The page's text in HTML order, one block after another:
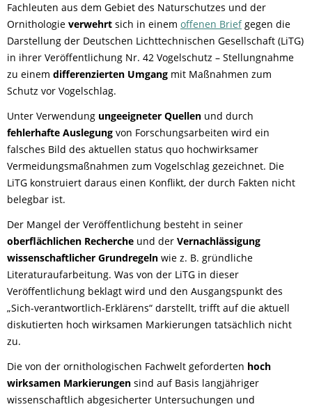
Fachleuten aus dem Gebiet des Naturschutzes und der
Ornithologie verwehrt sich in einem offenen Briefgegen die
Darstellung der Deutschen Lichttechnischen Gesellschaft (LiTG)
in ihrer Veröffentlichung Nr. 42 Vogelschutz – Stellungnahme
zu einem differenzierten Umgang mit Maßnahmen zum
Schutz vor Vogelschlag.
Unter Verwendung ungeeigneter Quellen und durch
fehlerhafte Auslegung von Forschungsarbeiten wird ein
falsches Bild des aktuellen status quo hochwirksamer
Vermeidungsmaßnahmen zum Vogelschlag gezeichnet. Die
LiTG konstruiert daraus einen Konflikt, der durch Fakten nicht
belegbar ist.
Der Mangel der Veröffentlichung besteht in seiner
oberflächlichen Recherche und der Vernachlässigung
wissenschaftlicher Grundregeln wie z. B. gründliche
Literaturaufarbeitung. Was von der LiTG in dieser
Veröffentlichung beklagt wird und den Ausgangspunkt des
„Sich-verantwortlich-Erklärens“ darstellt, trifft auf die aktuell
diskutierten hoch wirksamen Markierungen tatsächlich nicht
zu.
Die von der ornithologischen Fachwelt geforderten hoch
wirksamen Markierungen sind auf Basis langjähriger
wissenschaftlich abgesicherter Untersuchungen und